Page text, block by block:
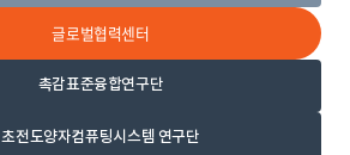
글로벌협력센터
촉감표준융합연구단
초전도양자컴퓨팅시스템 연구단